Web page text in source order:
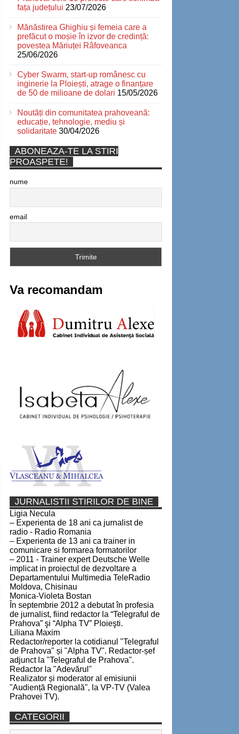
fața județului 23/07/2026
Mănăstirea Ghighiu și femeia care a
prefăcut o moșie în izvor de credință:
povestea Măriuței Râfoveanca
25/06/2026
Cyber Swarm, start-up românesc cu
inginerie la Ploiești, atrage o finanțare
de 50 de milioane de dolari 15/05/2026
Noutăți din comunitatea prahoveană:
educație, tehnologie, mediu și
solidaritate 30/04/2026
ABONEAZA-TE LA STIRI
PROASPETE!
nume
email
Va recomandam
JURNALISTII STIRILOR DE BINE
Ligia Necula
– Experienta de 18 ani ca jurnalist de
radio - Radio Romania
– Experienta de 13 ani ca trainer in
comunicare si formarea formatorilor
– 2011 - Trainer expert Deutsche Welle
implicat in proiectul de dezvoltare a
Departamentului Multimedia TeleRadio
Moldova, Chisinau
Monica-Violeta Bostan
În septembrie 2012 a debutat în profesia
de jurnalist, fiind redactor la “Telegraful de
Prahova” şi “Alpha TV” Ploieşti.
Liliana Maxim
Redactor/reporter la cotidianul "Telegraful
de Prahova" și "Alpha TV". Redactor-șef
adjunct la "Telegraful de Prahova".
Redactor la "Adevărul"
Realizator și moderator al emisiunii
"Audiență Regională", la VP-TV (Valea
Prahovei TV).
CATEGORII
Categorii